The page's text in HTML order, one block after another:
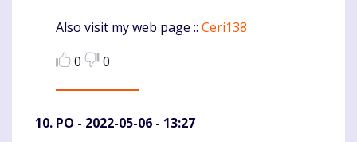
Also visit my web page :: Ceri138
0
0
PO - 2022-05-06 - 13:27